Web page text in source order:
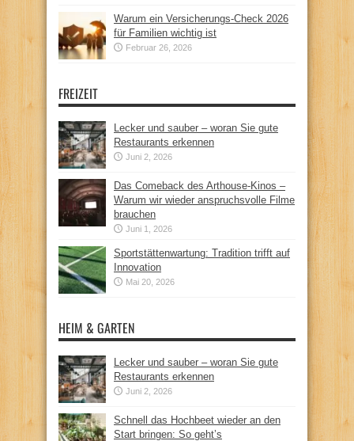
Warum ein Versicherungs-Check 2026
für Familien wichtig ist
Februar 26, 2026
FREIZEIT
Lecker und sauber – woran Sie gute
Restaurants erkennen
Juni 2, 2026
Das Comeback des Arthouse-Kinos –
Warum wir wieder anspruchsvolle Filme
brauchen
Juni 1, 2026
Sportstättenwartung: Tradition trifft auf
Innovation
Mai 20, 2026
HEIM & GARTEN
Lecker und sauber – woran Sie gute
Restaurants erkennen
Juni 2, 2026
Schnell das Hochbeet wieder an den
Start bringen: So geht’s